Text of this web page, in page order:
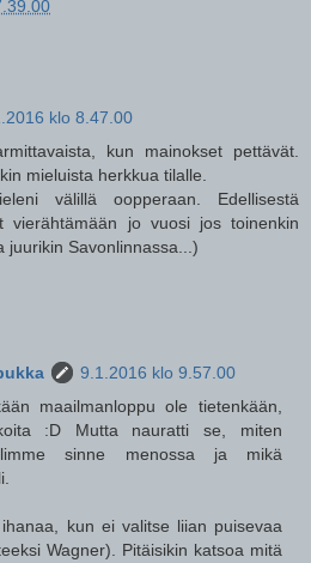
klo 8.47.00
kun mainokset pettävät.
mieluista herkkua tilalle.
välillä oopperaan. Edellisestä
vierähtämään jo vuosi jos toinenkin
juurikin Savonlinnassa...)
9.1.2016 klo 9.57.00
maailmanloppu ole tietenkään,
:D Mutta nauratti se, miten
sinne menossa ja mikä
kun ei valitse liian puisevaa
Wagner). Pitäisikin katsoa mitä